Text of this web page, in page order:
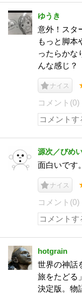
ゆうき
意外！スタ
もっと脚本
ったらかな
んな感じ？
ナイス
コメント(0)
源次／びめ
面白いです。
ナイス
コメント(0)
hotgrain
世界の神話
旅をたどる
決定版。物